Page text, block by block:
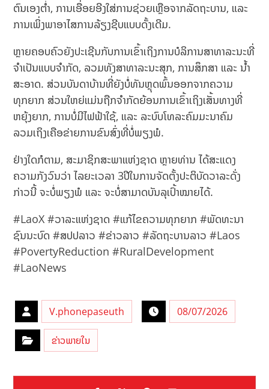
ຕົນເອງຕ່ຳ, ການເອື່ອຍອີງໃສ່ການຊ່ວຍເຫຼືອຈາກລັດຖະບານ, ແລະ
ການເພິ່ງພາອາໄສການລ້ຽງຊີບແບບດັ້ງເດີມ.
ຫຼາຍຄອບຄົວຍັງປະເຊີນກັບການເຂົ້າເຖິງການບໍລິການສາທາລະນະທີ່
ຈຳເປັນແບບຈຳກັດ, ລວມທັງສາທາລະນະສຸກ, ການສຶກສາ ແລະ ນ້ຳ
ສະອາດ. ສ່ວນບັນດາບ້ານທີ່ຍັງບໍ່ທັນຫຼຸດພົ້ນອອກຈາກຄວາມ
ທຸກຍາກ ສ່ວນໃຫຍ່ແມ່ນຖືກຈຳກັດຍ້ອນການເຂົ້າເຖິງເສັ້ນທາງທີ່
ຫຍຸ້ງຍາກ, ການບໍ່ມີໄຟຟ້າໃຊ້, ແລະ ລະບົບໂທລະຄົມມະນາຄົມ
ລວມເຖິງເຄືອຂ່າຍການຂົນສົ່ງທີ່ບໍ່ພຽງພໍ.
ຢ່າງໃດກໍຕາມ, ສະມາຊິກສະພາແຫ່ງຊາດ ຫຼາຍທ່ານ ໄດ້ສະແດງ
ຄວາມກັງວົນວ່າ ໄລຍະເວລາ 3​ປີໃນການຈັດຕັ້ງປະຕິບັດວາລະດັ່ງ
ກ່າວນີ້ ຈະບໍ່ພຽງພໍ ແລະ ຈະບໍ່ສາມາດບັນລຸເປົ້າໝາຍໄດ້.
#LaoX #ວາລະແຫ່ງຊາດ #ແກ້ໄຂຄວາມທຸກຍາກ #ພັດທະນາ
ຊົນນະບົດ #ສປປລາວ #ຂ່າວລາວ #ລັດຖະບານລາວ #Laos
#PovertyReduction #RuralDevelopment
#LaoNews
V.phonepaseuth 08/07/2026
ຂ່າວພາຍໃນ